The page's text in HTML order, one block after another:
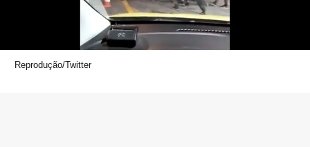
Reprodução/Twitter